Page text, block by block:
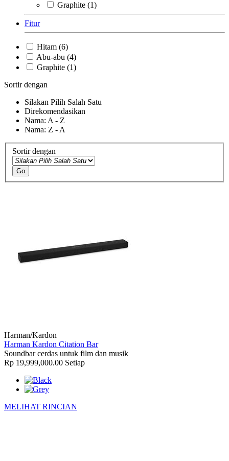
Graphite (1)
Fitur
Hitam (6)
Abu-abu (4)
Graphite (1)
Sortir dengan
Silakan Pilih Salah Satu
Direkomendasikan
Nama: A - Z
Nama: Z - A
Sortir dengan
Go
Harman/Kardon
Harman Kardon Citation Bar
Soundbar cerdas untuk film dan musik
Rp 19,999,000.00 Setiap
MELIHAT RINCIAN